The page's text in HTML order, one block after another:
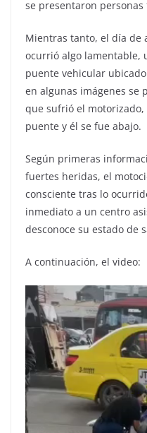
se presentaron personas
Mientras tanto, el día de
ocurrió algo lamentable,
puente vehicular
en algunas imágenes se
que sufrió el
puente y él se fue abajo.
Según primeras
fuertes heridas, el
consciente tras lo
inmediato a un centro
desconoce su estado de
A continuación, el video: